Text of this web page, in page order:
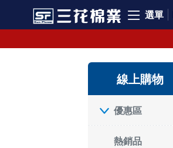
選單
線上購物
優惠區
熱銷品